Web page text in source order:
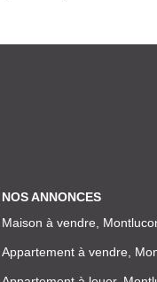
NOS ANNONCES
Maison à vendre,
Appartement à vendre,